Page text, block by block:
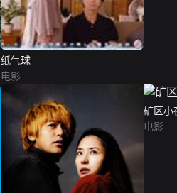
纸气球
电影
矿区小
电影